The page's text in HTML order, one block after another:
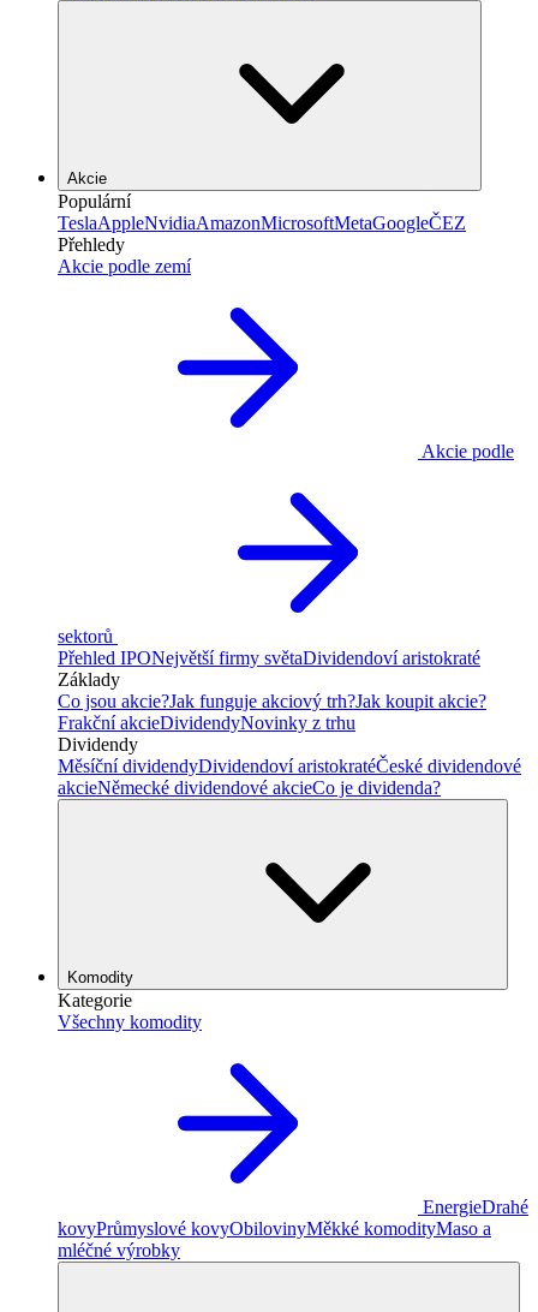
Akcie
Populární
TeslaAppleNvidiaAmazonMicrosoftMetaGoogleČEZ
Přehledy
Akcie podle zemí
Akcie podle
sektorů
Přehled IPONejvětší firmy světaDividendoví aristokraté
Základy
Co jsou akcie?Jak funguje akciový trh?Jak koupit akcie?
Frakční akcieDividendyNovinky z trhu
Dividendy
Měsíční dividendyDividendoví aristokratéČeské dividendové
akcieNěmecké dividendové akcieCo je dividenda?
Komodity
Kategorie
Všechny komodity
EnergieDrahé
kovyPrůmyslové kovyObilovinyMěkké komodityMaso a
mléčné výrobky